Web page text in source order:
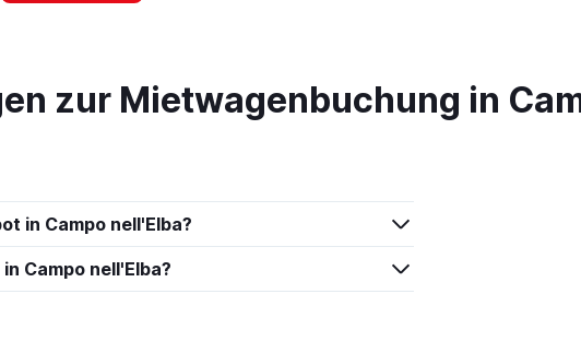
Preise prüfen
zur Mietwagenbuchung in
in Campo nell'Elba?
Campo nell'Elba?